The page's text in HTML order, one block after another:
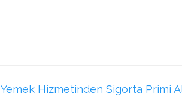
Yemek Hizmetinden Sigorta Primi